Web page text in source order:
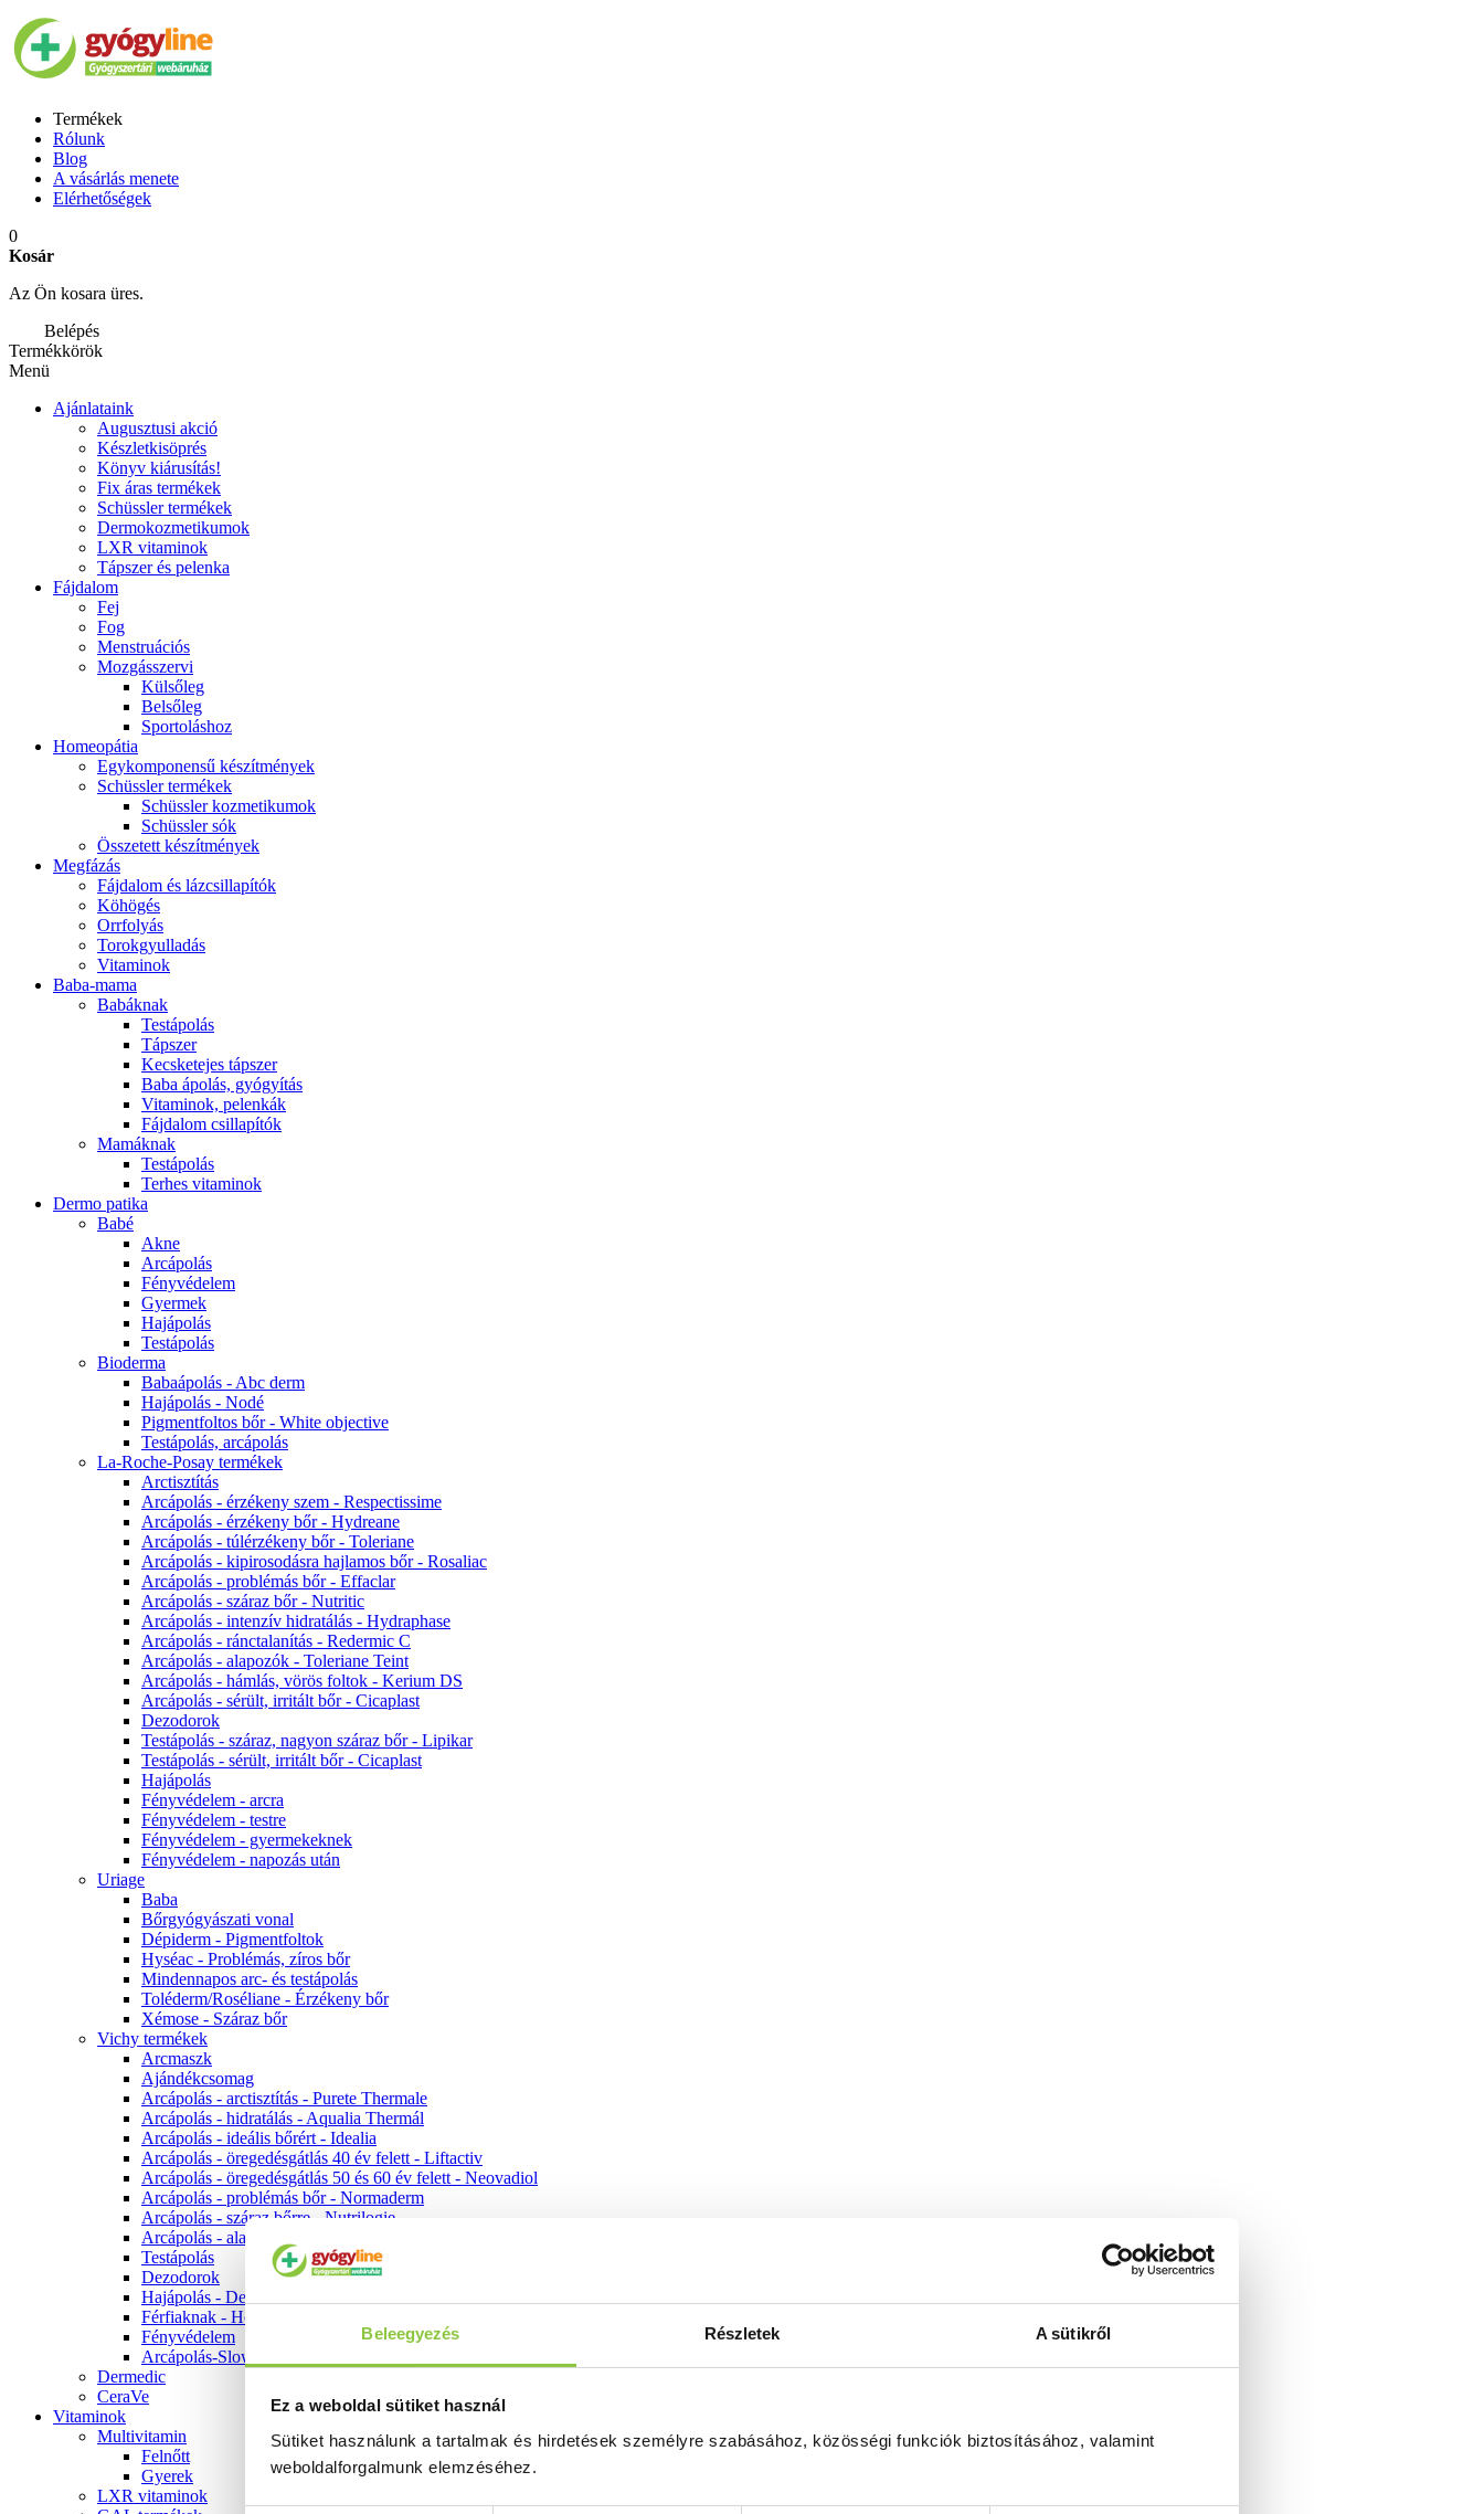
Beleegyezés Részletek A sütikről
Ez a weboldal sütiket használ
Sütiket használunk a tartalmak és hirdetések személyre szabásához, közösségi funkciók biztosításához, valamint
weboldalforgalmunk elemzéséhez.
Termékek
Rólunk
Blog
A vásárlás menete
Elérhetőségek
0
Kosár
Az Ön kosara üres.
Belépés
Termékkörök
Menü
Ajánlataink
Augusztusi akció
Készletkisöprés
Könyv kiárusítás!
Fix áras termékek
Schüssler termékek
Dermokozmetikumok
LXR vitaminok
Tápszer és pelenka
Fájdalom
Fej
Fog
Menstruációs
Mozgásszervi
Külsőleg
Belsőleg
Sportoláshoz
Homeopátia
Egykomponensű készítmények
Schüssler termékek
Schüssler kozmetikumok
Schüssler sók
Összetett készítmények
Megfázás
Fájdalom és lázcsillapítók
Köhögés
Orrfolyás
Torokgyulladás
Vitaminok
Baba-mama
Babáknak
Testápolás
Tápszer
Kecsketejes tápszer
Baba ápolás, gyógyítás
Vitaminok, pelenkák
Fájdalom csillapítók
Mamáknak
Testápolás
Terhes vitaminok
Dermo patika
Babé
Akne
Arcápolás
Fényvédelem
Gyermek
Hajápolás
Testápolás
Bioderma
Babaápolás - Abc derm
Hajápolás - Nodé
Pigmentfoltos bőr - White objective
Testápolás, arcápolás
La-Roche-Posay termékek
Arctisztítás
Arcápolás - érzékeny szem - Respectissime
Arcápolás - érzékeny bőr - Hydreane
Arcápolás - túlérzékeny bőr - Toleriane
Arcápolás - kipirosodásra hajlamos bőr - Rosaliac
Arcápolás - problémás bőr - Effaclar
Arcápolás - száraz bőr - Nutritic
Arcápolás - intenzív hidratálás - Hydraphase
Arcápolás - ránctalanítás - Redermic C
Arcápolás - alapozók - Toleriane Teint
Arcápolás - hámlás, vörös foltok - Kerium DS
Arcápolás - sérült, irritált bőr - Cicaplast
Dezodorok
Testápolás - száraz, nagyon száraz bőr - Lipikar
Testápolás - sérült, irritált bőr - Cicaplast
Hajápolás
Fényvédelem - arcra
Fényvédelem - testre
Fényvédelem - gyermekeknek
Fényvédelem - napozás után
Uriage
Baba
Bőrgyógyászati vonal
Dépiderm - Pigmentfoltok
Hyséac - Problémás, zíros bőr
Mindennapos arc- és testápolás
Toléderm/Roséliane - Érzékeny bőr
Xémose - Száraz bőr
Vichy termékek
Arcmaszk
Ajándékcsomag
Arcápolás - arctisztítás - Purete Thermale
Arcápolás - hidratálás - Aqualia Thermál
Arcápolás - ideális bőrért - Idealia
Arcápolás - öregedésgátlás 40 év felett - Liftactiv
Arcápolás - öregedésgátlás 50 és 60 év felett - Neovadiol
Arcápolás - problémás bőr - Normaderm
Arcápolás - száraz bőrre - Nutrilogie
Arcápolás - alapozók
Testápolás
Dezodorok
Hajápolás - Dercos
Férfiaknak - Homme
Fényvédelem
Arcápolás-Slow Age
Dermedic
CeraVe
Vitaminok
Multivitamin
Felnőtt
Gyerek
LXR vitaminok